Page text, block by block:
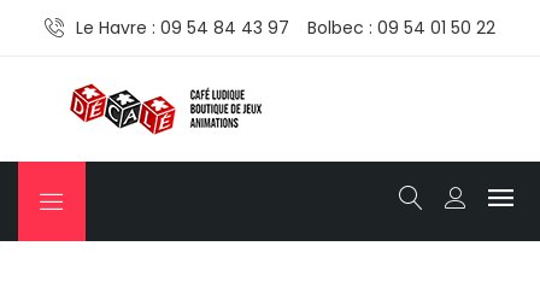
Le Havre : 09 54 84 43 97 Bolbec : 09 54 01 50 22